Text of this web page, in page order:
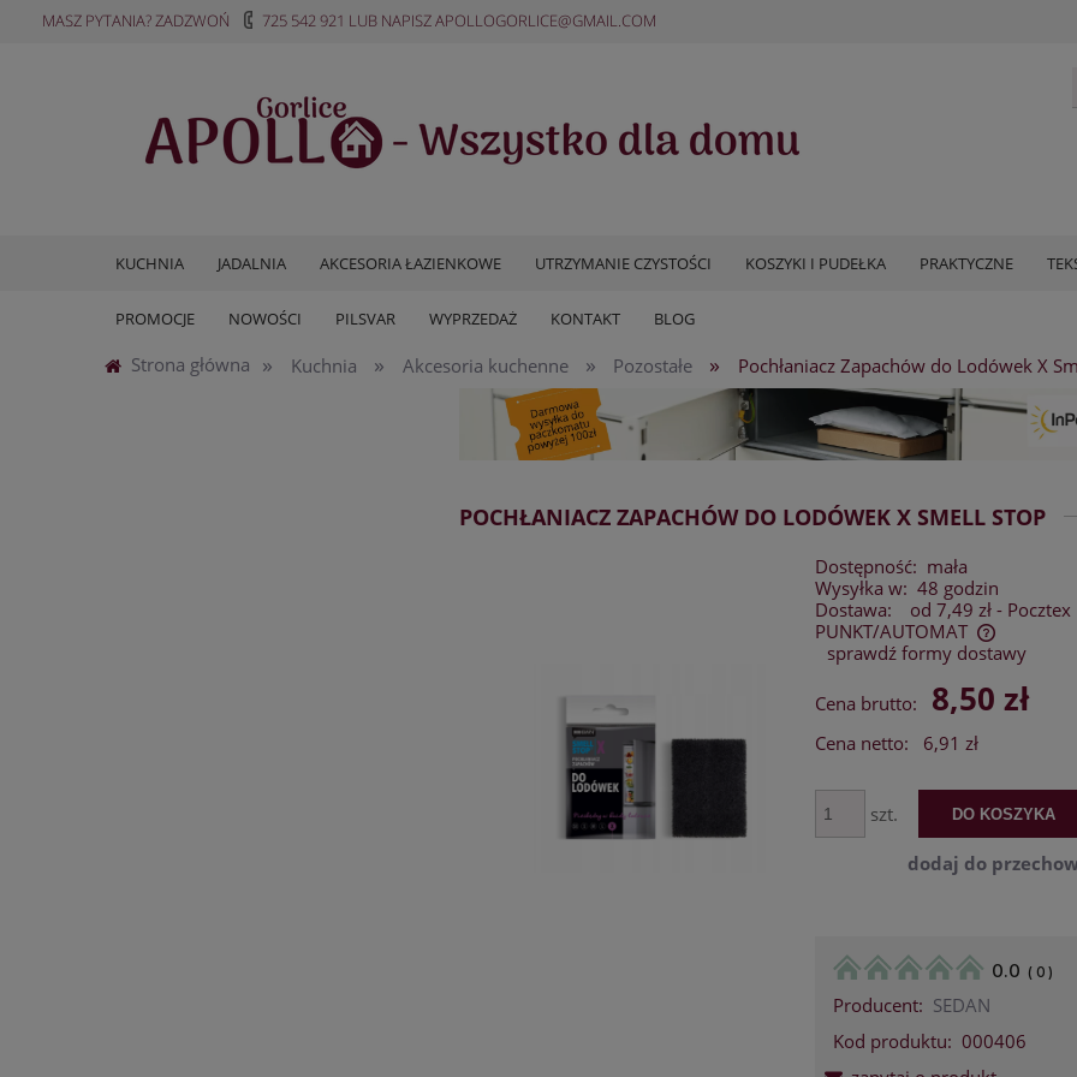
MASZ PYTANIA? ZADZWOŃ 725 542 921 LUB NAPISZAPOLLOGORLICE@GMAIL.COM
KUCHNIA JADALNIA AKCESORIA ŁAZIENKOWE UTRZYMANIE CZYSTOŚCI KOSZYKI I PUDEŁKA PRAKTYCZNE
PROMOCJE NOWOŚCI PILSVAR WYPRZEDAŻ KONTAKT BLOG
Strona główna » Kuchnia » Akcesoria kuchenne » Pozostałe » Pochłaniacz Zapachów do Lodówek X
POCHŁANIACZ ZAPACHÓW DO LODÓWEK X SMELL STOP
Dostępność: mała
Wysyłka w: 48 godzin
Dostawa:
od 7,49 zł - Pocztex
PUNKT/AUTOMAT
Cena nie zawiera ewentualnych kosztów
sprawdź formy dostawy
Cena brutto: 8,50 zł
Cena netto: 6,91 zł
szt. DO KOSZYKA
dodaj do
0.0 ( 0 )
Producent: SEDAN
Kod produktu: 000406